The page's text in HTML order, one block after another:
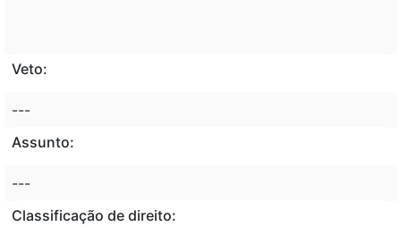
Veto:
---
Assunto:
---
Classificação de direito: